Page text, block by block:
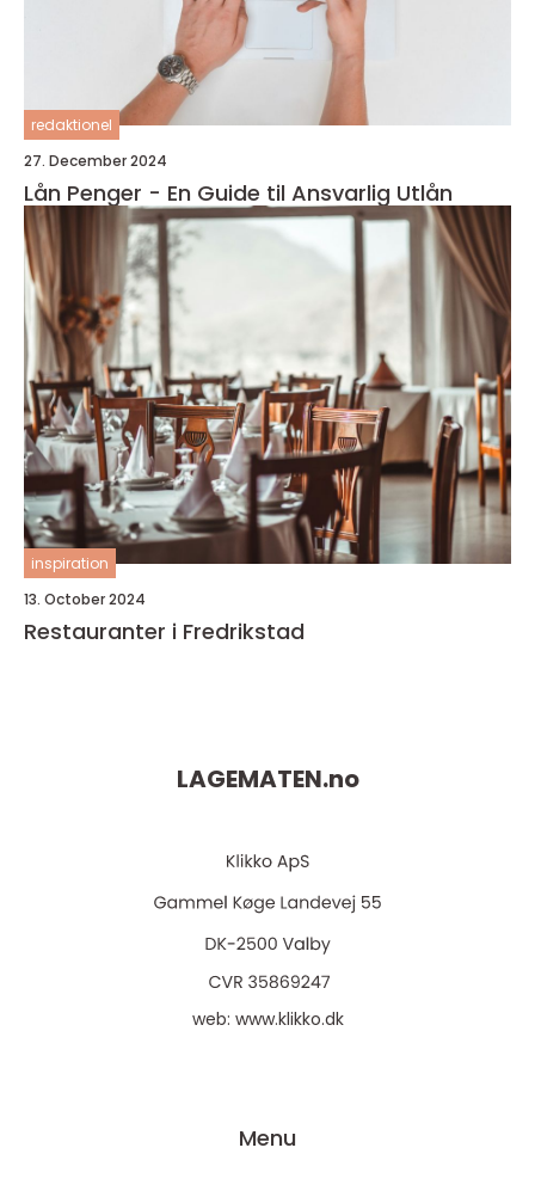
redaktionel
27. December 2024
Lån Penger - En Guide til Ansvarlig Utlån
inspiration
13. October 2024
Restauranter i Fredrikstad
LAGEMATEN.no
web: www.klikko.dk
Menu